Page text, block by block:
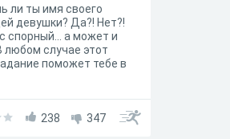
ли ты имя своего
девушки? Да?! Нет?!
спорный... а может и
любом случае этот
поможет тебе в
238 347